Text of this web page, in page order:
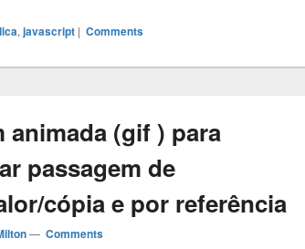
, javascript | Comments
animada (gif ) para
passagem de
cópia e por referência
— Comments